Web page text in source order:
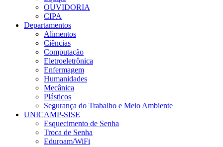
OUVIDORIA
CIPA
Departamentos
Alimentos
Ciências
Computação
Eletroeletrônica
Enfermagem
Humanidades
Mecânica
Plásticos
Segurança do Trabalho e Meio Ambiente
UNICAMP-SISE
Esquecimento de Senha
Troca de Senha
Eduroam/WiFi